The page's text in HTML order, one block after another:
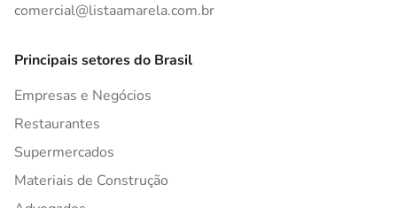
comercial@listaamarela.com.br
Principais setores do Brasil
Empresas e Negócios
Restaurantes
Supermercados
Materiais de Construção